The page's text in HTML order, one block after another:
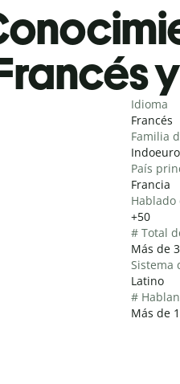
Idioma
Francés
Familia
País
Francia
Hablado
+50
# Total
Más de
Sistema
Latino
#
Más de